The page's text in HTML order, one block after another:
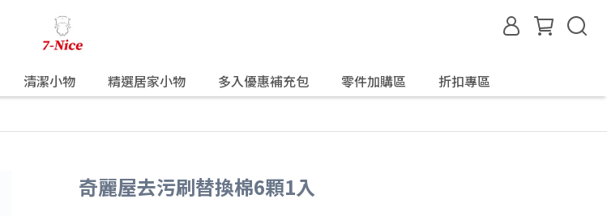
，訂單將會由系統取消，恕不另行通知。
清潔小物 精選居家小物 多入優惠補充包 零件加購區 折扣專區
奇麗屋去污刷替換棉6顆1入